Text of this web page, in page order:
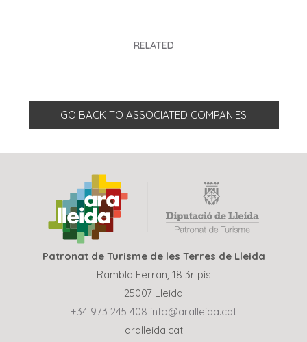
RELATED
GO BACK TO ASSOCIATED COMPANIES
Patronat de Turisme de les Terres de Lleida
Rambla Ferran, 18 3r pis
25007 Lleida
+34 973 245 408 info@aralleida.cat
aralleida.cat